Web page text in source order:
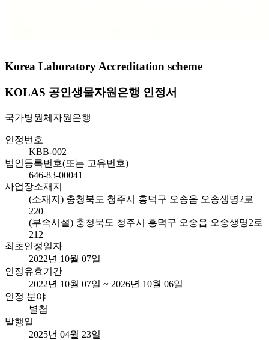
Korea Laboratory Accreditation scheme
KOLAS 공인생물자원은행 인정서
국가병원체자원은행
인정번호
KBB-002
법인등록번호(또는 고유번호)
646-83-00041
사업장소재지
(소재지) 충청북도 청주시 흥덕구 오송읍 오송생명2로
220
(부속시설) 충청북도 청주시 흥덕구 오송읍 오송생명2로
212
최초인정일자
2022년 10월 07일
인정유효기간
2022년 10월 07일 ~ 2026년 10월 06일
인정 분야
별첨
발행일
2025년 04월 23일